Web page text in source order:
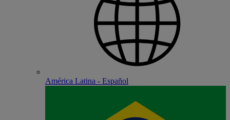
América Latina - Español